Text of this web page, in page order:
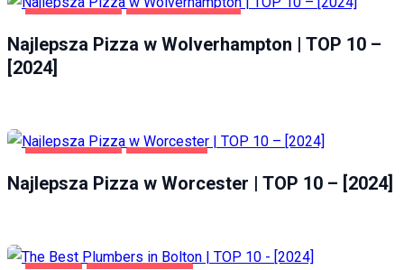
Najlepsza Pizza w Wolverhampton | TOP 10 –
[2024]
Najlepsza Pizza w Worcester | TOP 10 – [2024]